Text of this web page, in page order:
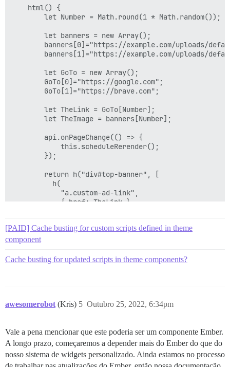
    html() {
        let Number = Math.round(1 * Math.random());
        let banners = new Array();
banners[0]="https://example.com/uploads/
banners[1]="https://example.com/uploads/
        let GoTo = new Array();
        GoTo[0]="https://google.com";
        GoTo[1]="https://brave.com";
        let TheLink = GoTo[Number];
        let TheImage = banners[Number];
        api.onPageChange(() => {
            this.scheduleRerender();
        });
        return h("div#top-banner", [
          h(
            "a.custom-ad-link",
            { href: TheLink },
        ]);
    }
</script>
[PAID] Cache busting for custom scripts defined in theme
component
Cache busting for updated scripts in theme components?
awesomerobot (Kris) Outubro 25, 2022, 6:34pm
5
Vale a pena mencionar que este poderia ser um componente Ember.
A longo prazo, começaremos a depender mais do Ember do que do
nosso sistema de widgets personalizado. Ainda estamos no processo